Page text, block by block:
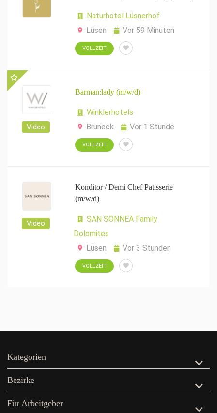
Naturhotel Lüsnerhof
Lüsen
Vor 59 Minuten
VOLLZEIT
Video
Barman:lady (m/w/d)
Winklerhotels
Bruneck
Vor 1 Stunde
VOLLZEIT
Video
Konditor / Demi Chef Patisserie
(m/w/d)
SAN SONNEA Family
Dolomites
Lüsen
Vor 3 Stunden
VOLLZEIT
Kategorien
Bezirke
Für Arbeitgeber